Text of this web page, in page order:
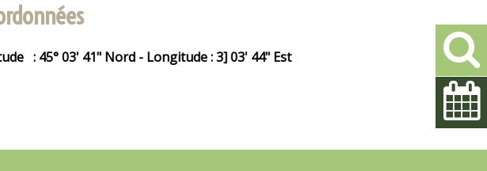
: 45° 03' 41" Nord - Longitude : 3] 03' 44" Est